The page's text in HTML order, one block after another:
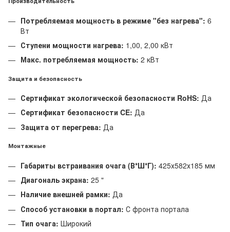
Потребляемая мощность в режиме "без нагрева": 6
Вт
Ступени мощности нагрева: 1,00, 2,00 кВт
Макс. потребляемая мощность: 2 кВт
Защита и безопасность
Сертификат экологической безопасности RoHS: Да
Сертификат безопасности CE: Да
Защита от перегрева: Да
Монтажные
Габариты встраивания очага (В*Ш*Г): 425х582х185 мм
Диагональ экрана: 25 "
Наличие внешней рамки: Да
Способ установки в портал: С фронта портала
Тип очага: Широкий